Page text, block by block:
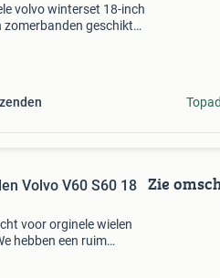
volvo winterset 18-inch
zomerbanden geschikt
Volvo V60 S60 18
voor orginele wielen
hebben een ruim
Zie